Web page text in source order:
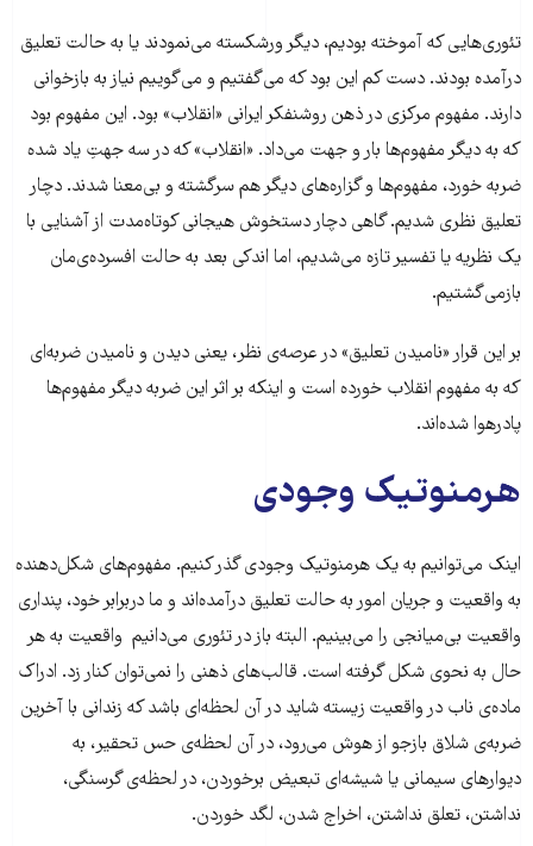
تئوری‌هایی که آموخته بودیم، دیگر ورشکسته می‌نمودند یا به حالت تعلیق
درآمده بودند. دست کم این بود که می‌گفتیم و می‌گوییم نیاز به بازخوانی
دارند. مفهوم مرکزی در ذهن روشنفکر ایرانی «انقلاب» بود. این مفهوم بود
که به دیگر مفهوم‌ها بار و جهت می‌داد. «انقلاب» که در سه جهتِ یاد شده
ضربه خورد، مفهوم‌ها و گزاره‌های دیگر هم سرگشته و بی‌معنا شدند. دچار
تعلیق نظری شدیم. گاهی دچار دستخوش هیجانی کوتاه‌مدت از آشنایی با
یک نظریه‌ یا تفسیر تازه می‌شدیم، اما اندکی بعد به حالت افسرده‌ی‌مان
بازمی‌گشتیم.
بر این قرار «نامیدن تعلیق» در عرصه‌ی نظر، یعنی دیدن و نامیدن ضربه‌ای
که به مفهوم انقلاب خورده است و اینکه بر اثر این ضربه دیگر مفهوم‌ها
پادرهوا شده‌اند.
هرمنوتیک وجودی
اینک می‌توانیم به یک هرمنوتیک وجودی گذر کنیم. مفهوم‌های شکل‌دهنده
به واقعیت و جریان امور به حالت تعلیق درآمده‌اند و ما دربرابر خود، پنداری
واقعیت بی‌میانجی را می‌بینیم. البته باز در تئوری می‌‌دانیم واقعیت به هر
حال به نحوی شکل گرفته است. قالب‌های ذهنی را نمی‌توان کنار زد. ادراک
ماده‌ی ناب در واقعیت زیسته‌ شاید در آن لحظه‌ای باشد که زندانی با آخرین
ضربه‌ی شلاق بازجو از هوش می‌رود، در آن لحظه‌ی حس تحقیر، به
دیوار‌های سیمانی یا شیشه‌ای تبعیض برخوردن، در لحظه‌ی گرسنگی،
نداشتن، تعلق نداشتن، اخراج شدن، لگد خوردن.